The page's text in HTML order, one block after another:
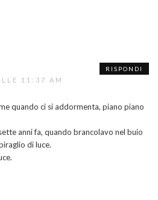
11:37 AM
quando ci si addormenta, piano piano
anni fa, quando brancolavo nel buio
di luce.
RISPONDI